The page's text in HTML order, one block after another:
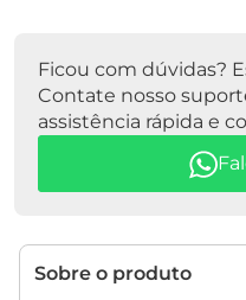
Ficou com dúvidas?
Contate nosso
assistência rápida e
Sobre o produto